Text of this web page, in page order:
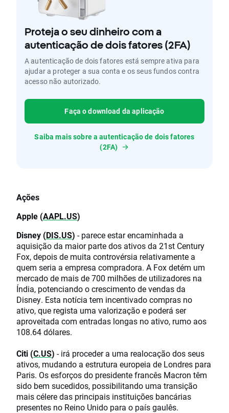
Proteja o seu dinheiro com a
autenticação de dois fatores (2FA)
A autenticação de dois fatores está sempre ativa para
ajudar a proteger a sua conta e os seus fundos contra
acesso não autorizado.
Faça o download da aplicação
Saiba mais sobre a autenticação de dois fatores
(2FA)
Ações
Apple (AAPL.US)
Disney (DIS.US) - parece estar encaminhada a
aquisição da maior parte dos ativos da 21st Century
Fox, depois de muita controvérsia relativamente a
quem seria a empresa compradora. A Fox detém um
mercado de mais de 700 milhões de utilizadores na
Índia, potenciando o crescimento de vendas da
Disney. Esta notícia tem incentivado compras no
ativo, que regista uma valorização e poderá ser
aproveitada com entradas longas no ativo, rumo aos
108.64 dólares.
Citi (C.US) - irá proceder a uma realocação dos seus
ativos, mudando a estrutura europeia de Londres para
Paris. Os esforços do presidente francês Macron têm
sido bem sucedidos, possibilitando uma transição
mais célere das principais instituições bancárias
presentes no Reino Unido para o país gaulês.